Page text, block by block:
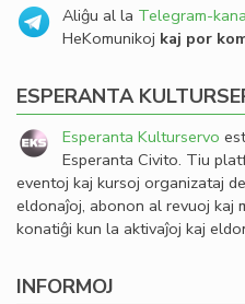
Aliĝu al la Telegram-
HeKomunikoj kaj por
ESPERANTA
Esperanta Kulturservo
Esperanta Civito. Tiu
eventoj kaj kursoj organizataj
eldonaĵoj, abonon al revuoj kaj
konatiĝi kun la aktivaĵoj kaj
INFORMOJ